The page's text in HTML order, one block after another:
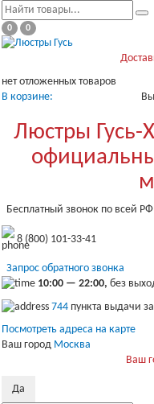
0 0
нет отложенных товаров
В корзине:
Люстры Гусь-
Бесплатный звонок по всей
8 (800) 101-33-41
Запрос обратного звонка
10:00 — 22:00, без
744 пункта выдачи
Посмотреть адреса на карте
Ваш город Москва
Ваш
Да